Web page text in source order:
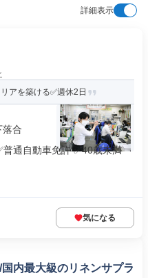
詳細表示
アを築ける✅週休2日
落合
通自動車免許 ✅40歳未満
気になる
内最大級のリネンサプラ